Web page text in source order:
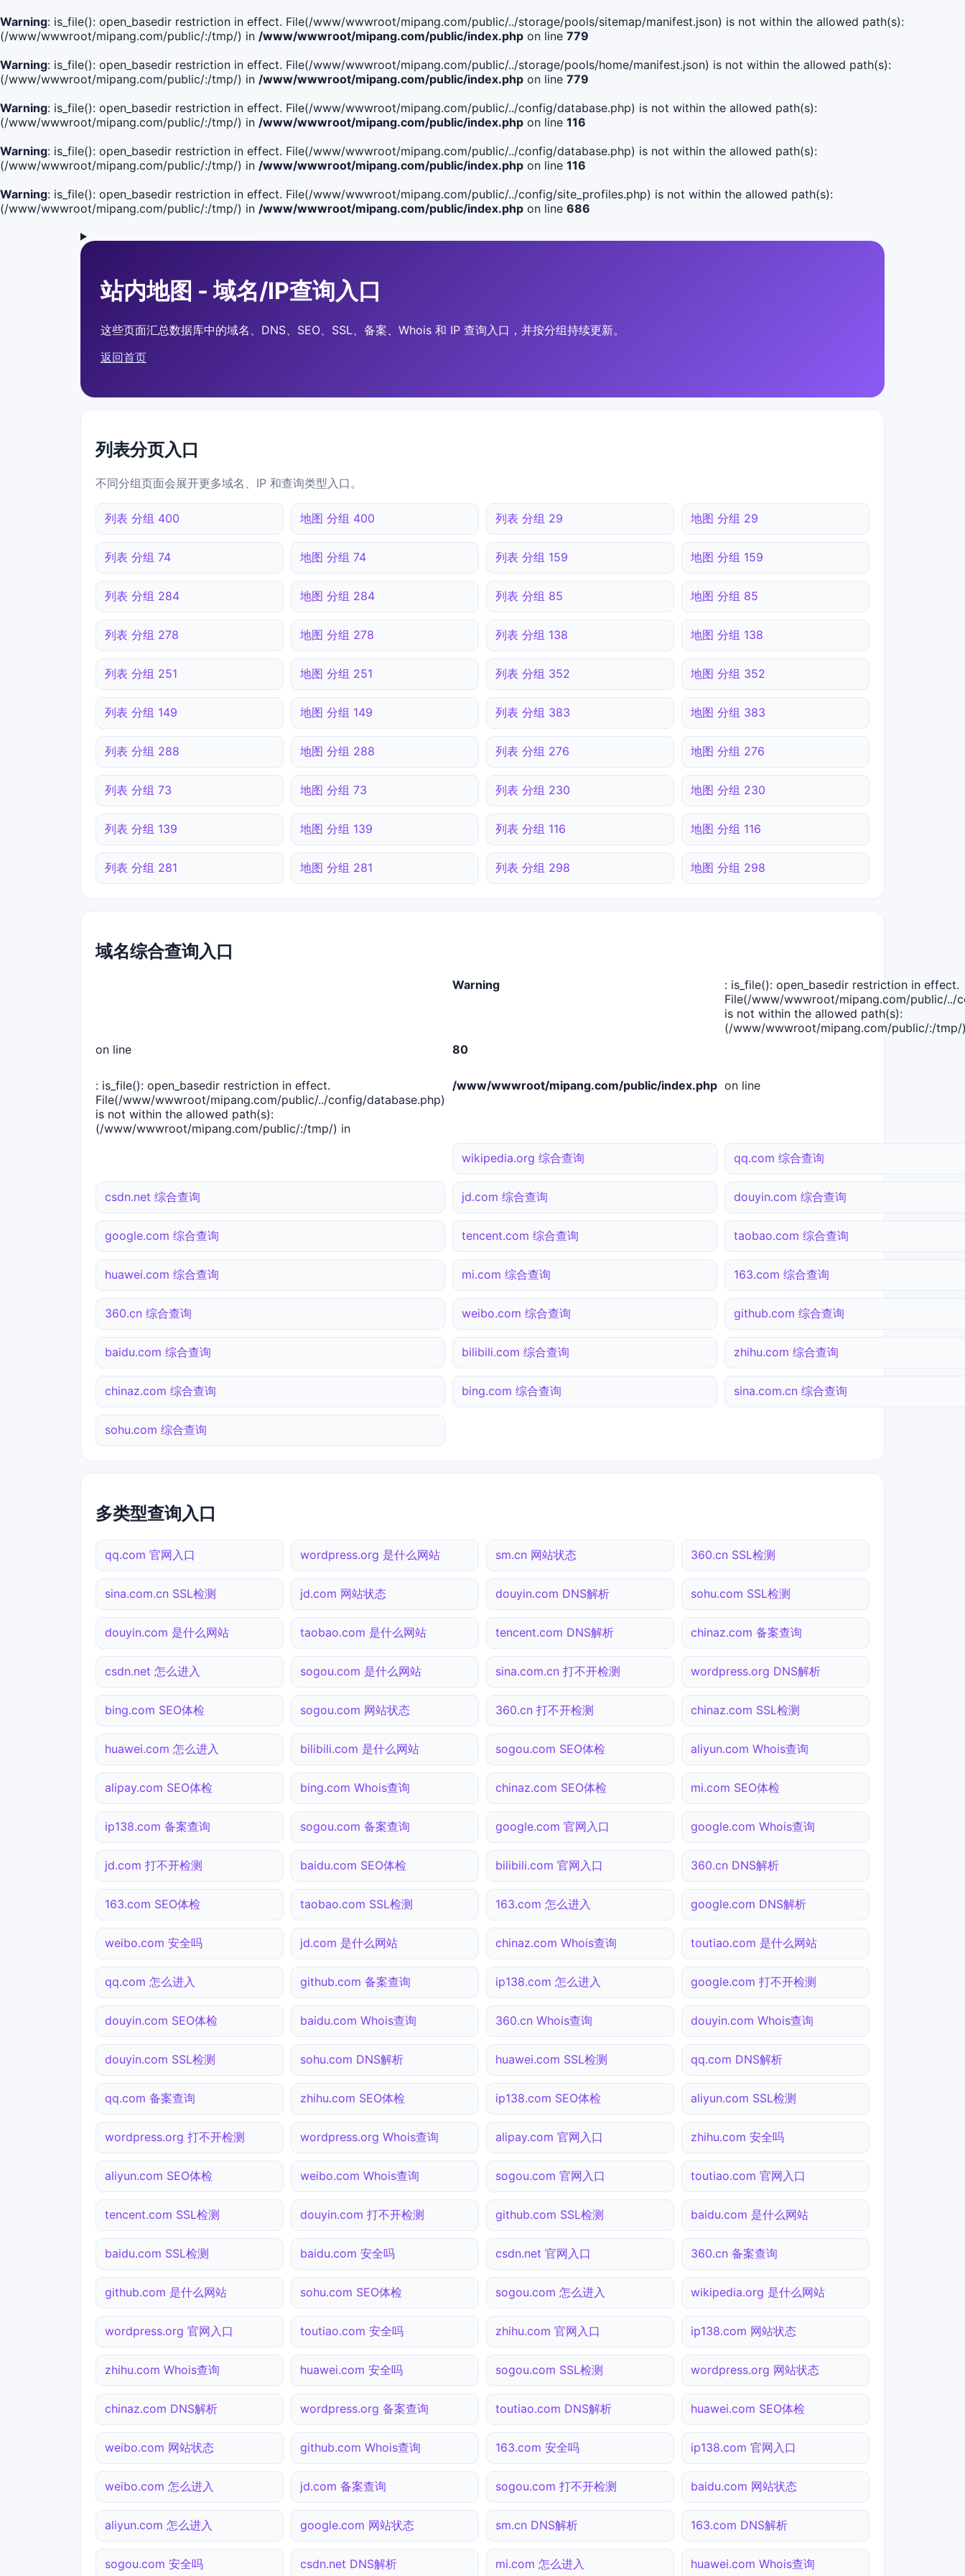
Warning: is_file(): open_basedir restriction in effect. File(/www/wwwroot/mipang.com/public/../storage/pools/sitemap/manifest.json) is not within the allowed path(s):
(/www/wwwroot/mipang.com/public/:/tmp/) in /www/wwwroot/mipang.com/public/index.php on line 779
Warning: is_file(): open_basedir restriction in effect. File(/www/wwwroot/mipang.com/public/../storage/pools/home/manifest.json) is not within the allowed path(s):
(/www/wwwroot/mipang.com/public/:/tmp/) in /www/wwwroot/mipang.com/public/index.php on line 779
Warning: is_file(): open_basedir restriction in effect. File(/www/wwwroot/mipang.com/public/../config/database.php) is not within the allowed path(s):
(/www/wwwroot/mipang.com/public/:/tmp/) in /www/wwwroot/mipang.com/public/index.php on line 116
Warning: is_file(): open_basedir restriction in effect. File(/www/wwwroot/mipang.com/public/../config/database.php) is not within the allowed path(s):
(/www/wwwroot/mipang.com/public/:/tmp/) in /www/wwwroot/mipang.com/public/index.php on line 116
Warning: is_file(): open_basedir restriction in effect. File(/www/wwwroot/mipang.com/public/../config/site_profiles.php) is not within the allowed path(s):
(/www/wwwroot/mipang.com/public/:/tmp/) in /www/wwwroot/mipang.com/public/index.php on line 686
站内地图 - 域名/IP查询入口
这些页面汇总数据库中的域名、DNS、SEO、SSL、备案、Whois 和 IP 查询入口，并按分组持续更新。
返回首页
列表分页入口
不同分组页面会展开更多域名、IP 和查询类型入口。
列表 分组 400 地图 分组 400 列表 分组 29 地图 分组 29
列表 分组 74 地图 分组 74 列表 分组 159 地图 分组 159
列表 分组 284 地图 分组 284 列表 分组 85 地图 分组 85
列表 分组 278 地图 分组 278 列表 分组 138 地图 分组 138
列表 分组 251 地图 分组 251 列表 分组 352 地图 分组 352
列表 分组 149 地图 分组 149 列表 分组 383 地图 分组 383
列表 分组 288 地图 分组 288 列表 分组 276 地图 分组 276
列表 分组 73 地图 分组 73 列表 分组 230 地图 分组 230
列表 分组 139 地图 分组 139 列表 分组 116 地图 分组 116
列表 分组 281 地图 分组 281 列表 分组 298 地图 分组 298
域名综合查询入口
Warning
: is_file(): open_basedir restriction in effect.
File(/www/wwwroot/mipang.com/public/../
is not within the allowed path(s):
(/www/wwwroot/mipang.com/public/:/tmp/
on line
80
: is_file(): open_basedir restriction in effect.
File(/www/wwwroot/mipang.com/public/../config/database.php)
is not within the allowed path(s):
(/www/wwwroot/mipang.com/public/:/tmp/) in
/www/wwwroot/mipang.com/public/index.php on line
wikipedia.org 综合查询 qq.com 综合查询
csdn.net 综合查询 jd.com 综合查询 douyin.com 综合查询
google.com 综合查询 tencent.com 综合查询 taobao.com 综合查询
huawei.com 综合查询 mi.com 综合查询 163.com 综合查询
360.cn 综合查询 weibo.com 综合查询 github.com 综合查询
baidu.com 综合查询 bilibili.com 综合查询 zhihu.com 综合查询
chinaz.com 综合查询 bing.com 综合查询 sina.com.cn 综合查询
sohu.com 综合查询
多类型查询入口
qq.com 官网入口 wordpress.org 是什么网站 sm.cn 网站状态 360.cn SSL检测
sina.com.cn SSL检测 jd.com 网站状态 douyin.com DNS解析 sohu.com SSL检测
douyin.com 是什么网站 taobao.com 是什么网站 tencent.com DNS解析 chinaz.com 备案查询
csdn.net 怎么进入 sogou.com 是什么网站 sina.com.cn 打不开检测 wordpress.org DNS解析
bing.com SEO体检 sogou.com 网站状态 360.cn 打不开检测 chinaz.com SSL检测
huawei.com 怎么进入 bilibili.com 是什么网站 sogou.com SEO体检 aliyun.com Whois查询
alipay.com SEO体检 bing.com Whois查询 chinaz.com SEO体检 mi.com SEO体检
ip138.com 备案查询 sogou.com 备案查询 google.com 官网入口 google.com Whois查询
jd.com 打不开检测 baidu.com SEO体检 bilibili.com 官网入口 360.cn DNS解析
163.com SEO体检 taobao.com SSL检测 163.com 怎么进入 google.com DNS解析
weibo.com 安全吗 jd.com 是什么网站 chinaz.com Whois查询 toutiao.com 是什么网站
qq.com 怎么进入 github.com 备案查询 ip138.com 怎么进入 google.com 打不开检测
douyin.com SEO体检 baidu.com Whois查询 360.cn Whois查询 douyin.com Whois查询
douyin.com SSL检测 sohu.com DNS解析 huawei.com SSL检测 qq.com DNS解析
qq.com 备案查询 zhihu.com SEO体检 ip138.com SEO体检 aliyun.com SSL检测
wordpress.org 打不开检测 wordpress.org Whois查询 alipay.com 官网入口 zhihu.com 安全吗
aliyun.com SEO体检 weibo.com Whois查询 sogou.com 官网入口 toutiao.com 官网入口
tencent.com SSL检测 douyin.com 打不开检测 github.com SSL检测 baidu.com 是什么网站
baidu.com SSL检测 baidu.com 安全吗 csdn.net 官网入口 360.cn 备案查询
github.com 是什么网站 sohu.com SEO体检 sogou.com 怎么进入 wikipedia.org 是什么网站
wordpress.org 官网入口 toutiao.com 安全吗 zhihu.com 官网入口 ip138.com 网站状态
zhihu.com Whois查询 huawei.com 安全吗 sogou.com SSL检测 wordpress.org 网站状态
chinaz.com DNS解析 wordpress.org 备案查询 toutiao.com DNS解析 huawei.com SEO体检
weibo.com 网站状态 github.com Whois查询 163.com 安全吗 ip138.com 官网入口
weibo.com 怎么进入 jd.com 备案查询 sogou.com 打不开检测 baidu.com 网站状态
aliyun.com 怎么进入 google.com 网站状态 sm.cn DNS解析 163.com DNS解析
sogou.com 安全吗 csdn.net DNS解析 mi.com 怎么进入 huawei.com Whois查询